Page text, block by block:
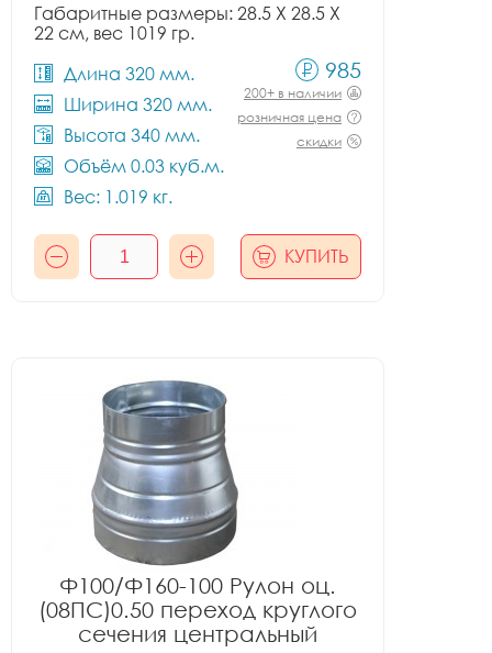
Габаритные размеры: 28.5 X 28.5 X
22 см, вес 1019 гр.
Длина 320 мм.
Ширина 320 мм.
Высота 340 мм.
Объём 0.03 куб.м.
Вес: 1.019 кг.
985
200+ в наличии
розничная цена
скидки
КУПИТЬ
Ф100/Ф160-100 Рулон оц.
(08ПС)0.50 переход круглого
сечения центральный